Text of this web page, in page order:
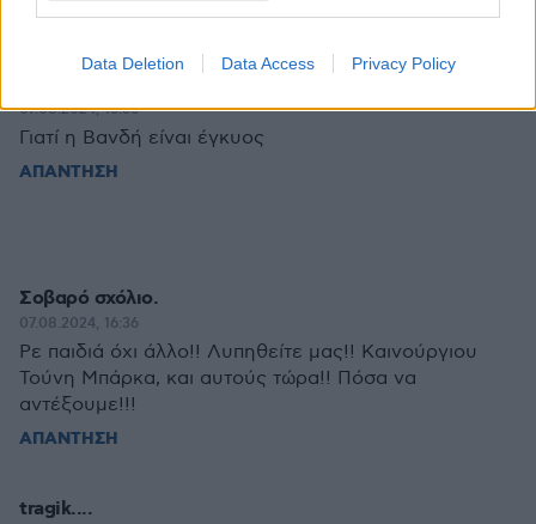
Data Deletion Data Access Privacy Policy
ΑΠΑΝΤΗΣΗ
07.08.2024, 16:56
Γιατί η Βανδή είναι έγκυος
ΑΠΑΝΤΗΣΗ
Σοβαρό σχόλιο.
07.08.2024, 16:36
Ρε παιδιά όχι άλλο!! Λυπηθείτε μας!! Καινούργιου
Τούνη Μπάρκα, και αυτούς τώρα!! Πόσα να
αντέξουμε!!!
ΑΠΑΝΤΗΣΗ
tragik....